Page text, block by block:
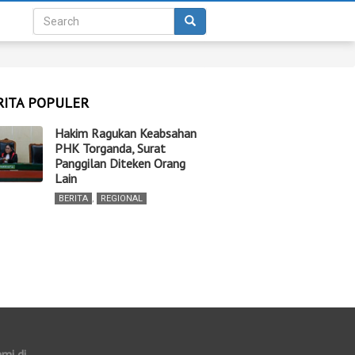
POPULER
Hakim Ragukan Keabsahan
PHK Torganda, Surat
Panggilan Diteken Orang
Lain
BERITA , REGIONAL